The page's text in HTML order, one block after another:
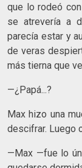
que lo rodeó
se atrevería a
parecía estar y
de veras
más tierna que
—¿Papá...?
Max hizo una
descifrar. Luego
—Max —fue lo